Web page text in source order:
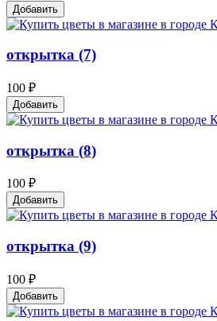
Добавить
открытка (7)
100 ₽
Добавить
открытка (8)
100 ₽
Добавить
открытка (9)
100 ₽
Добавить